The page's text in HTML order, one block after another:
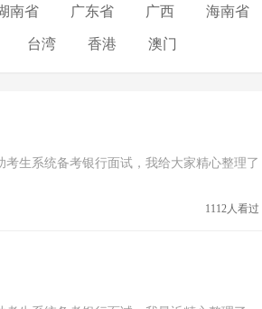
南省 广东省 广西 海南省
台湾 香港 澳门
生系统备考银行面试，我给大家精心整理了
1112人看过